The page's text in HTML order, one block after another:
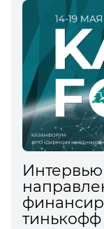
тинькофф